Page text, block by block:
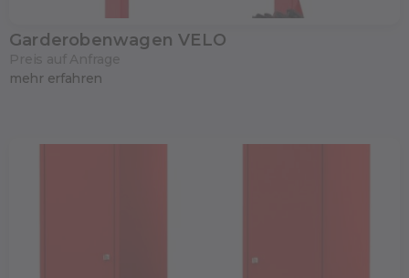
Garderobenwagen VELO
mehr erfahren